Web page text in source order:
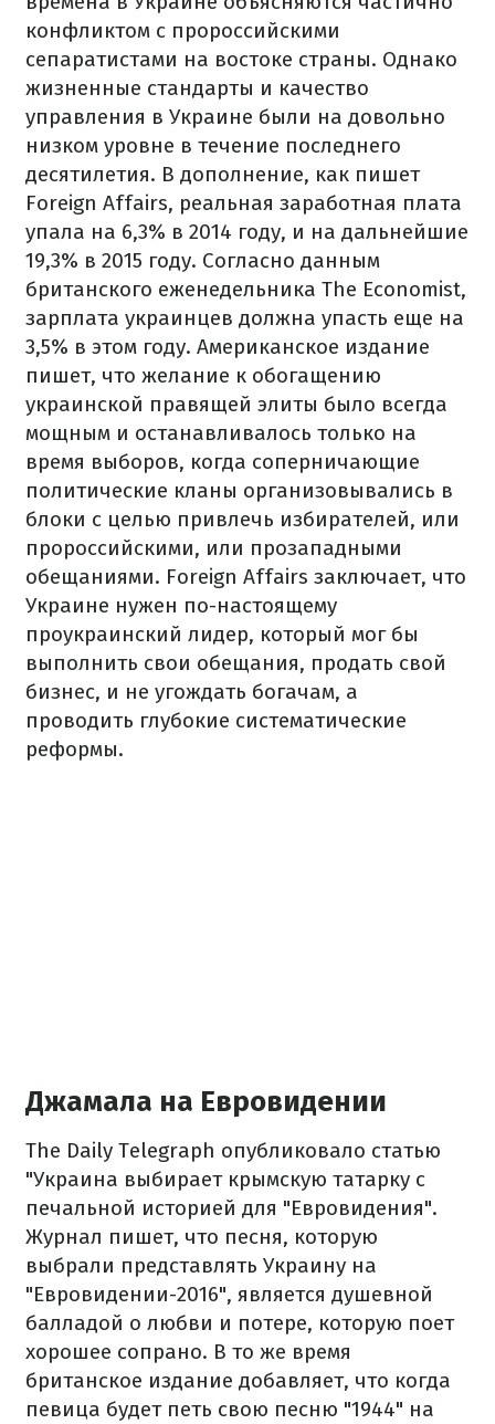
конфликтом с пророссийскими
сепаратистами на востоке страны. Однако
жизненные стандарты и качество
управления в Украине были на довольно
низком уровне в течение последнего
десятилетия. В дополнение, как пишет
Foreign Affairs, реальная заработная плата
упала на 6,3% в 2014 году, и на дальнейшие
19,3% в 2015 году. Согласно данным
британского еженедельника The Economist,
зарплата украинцев должна упасть еще на
3,5% в этом году. Американское издание
пишет, что желание к обогащению
украинской правящей элиты было всегда
мощным и останавливалось только на
время выборов, когда соперничающие
политические кланы организовывались в
блоки с целью привлечь избирателей, или
пророссийскими, или прозападными
обещаниями. Foreign Affairs заключает, что
Украине нужен по-настоящему
проукраинский лидер, который мог бы
выполнить свои обещания, продать свой
бизнес, и не угождать богачам, а
проводить глубокие систематические
реформы.
Джамала на Евровидении
The Daily Telegraph опубликовало статью
"Украина выбирает крымскую татарку с
печальной историей для "Евровидения".
Журнал пишет, что песня, которую
выбрали представлять Украину на
"Евровидении-2016", является душевной
балладой о любви и потере, которую поет
хорошее сопрано. В то же время
британское издание добавляет, что когда
певица будет петь свою песню "1944" на